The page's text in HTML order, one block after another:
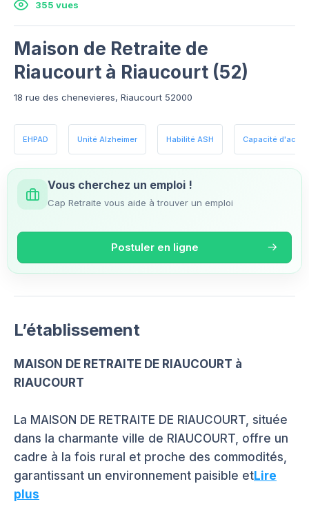
355 vues
Maison de Retraite de
Riaucourt à Riaucourt (52)
18 rue des chenevieres, Riaucourt 52000
EHPAD Unité Alzheimer Habilité ASH Capacité
Vous cherchez un emploi !
Cap Retraite vous aide à trouver un emploi
Postuler en ligne
L’établissement
MAISON DE RETRAITE DE RIAUCOURT à
RIAUCOURT
La MAISON DE RETRAITE DE RIAUCOURT, située
dans la charmante ville de RIAUCOURT, offre un
cadre à la fois rural et proche des commodités,
garantissant un environnement paisible etLire
plus